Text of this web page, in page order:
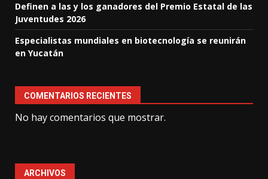
Definen a las y los ganadores del Premio Estatal de las
Juventudes 2026
Especialistas mundiales en biotecnología se reunirán
en Yucatán
COMENTARIOS RECIENTES
No hay comentarios que mostrar.
ARCHIVOS